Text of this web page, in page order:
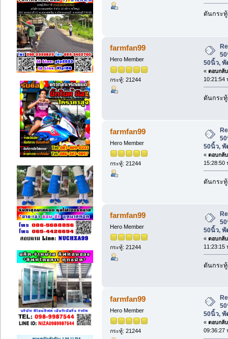
ดันกระ
farmfan99
Hero Member
กระทู้: 21244
50นิ้ว, พั
« ตอบกลั
10:21:54
ดันกระ
farmfan99
Hero Member
กระทู้: 21244
50นิ้ว, พั
« ตอบกลั
15:28:50
ดันกระ
farmfan99
Hero Member
กระทู้: 21244
50นิ้ว, พั
« ตอบกลั
11:23:15
ดันกระ
farmfan99
Hero Member
กระทู้: 21244
50นิ้ว, พั
« ตอบกลั
09:36:27